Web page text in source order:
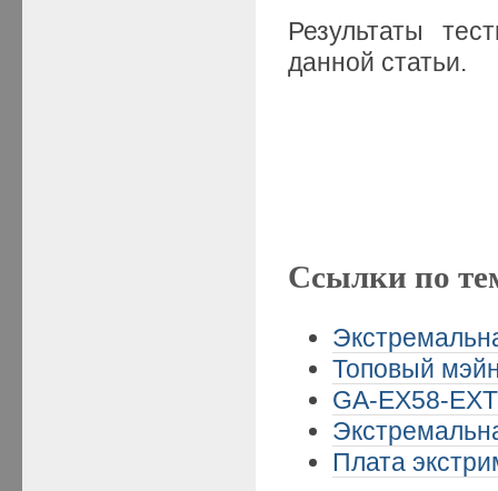
Результаты
данной статьи.
Ссылки по
Топовый
GA-EX58-
Плата